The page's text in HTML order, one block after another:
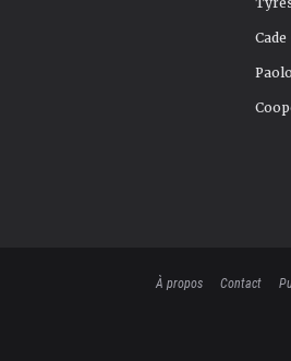
À propos Contact